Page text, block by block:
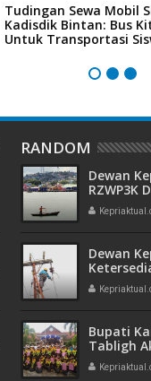
Tudingan Sewa Mobil
Kadisdik Bintan: Bus
Untuk Transportasi
RANDOM
Dewan
RZWP3K
Dewan
Bright
Bupati
Tabligh
Wisuda
123 orang